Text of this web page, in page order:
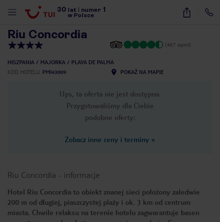
30 lat numer 1
w Polsce
16
Riu Concordia
(467 opinii)
HISZPANIA MAJORKA
PLAYA DE PALMA
KOD HOTELU PMI43009 POKAŻ NA MAPIE
Ups, ta oferta nie jest dostępna.
Przygotowaliśmy dla Ciebie
podobne oferty:
Zobacz inne ceny i terminy »
Riu Concordia - informacje
Hotel Riu Concordia to obiekt znanej sieci położony zaledwie
200 m od długiej, piaszczystej plaży i ok. 3 km od centrum
miasta. Chwile relaksu na terenie hotelu zagwarantuje basen